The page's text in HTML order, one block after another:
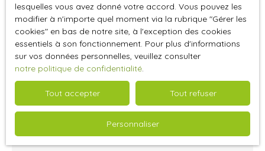
lesquelles vous avez donné votre accord. Vous pouvez les
modifier à n'importe quel moment via la rubrique ″Gérer les
cookies″ en bas de notre site, à l'exception des cookies
essentiels à son fonctionnement. Pour plus d'informations
sur vos données personnelles, veuillez consulter
notre politique de confidentialité.
Tout accepter Tout refuser
Personnaliser